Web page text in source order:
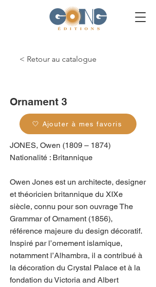
< Retour au catalogue
Ornament 3
🤍 Ajouter à mes favoris
JONES, Owen (1809 – 1874)
Nationalité : Britannique
Owen Jones est un architecte, designer
et théoricien britannique du XIXe
siècle, connu pour son ouvrage The
Grammar of Ornament (1856),
référence majeure du design décoratif.
Inspiré par l’ornement islamique,
notamment l’Alhambra, il a contribué à
la décoration du Crystal Palace et à la
fondation du Victoria and Albert